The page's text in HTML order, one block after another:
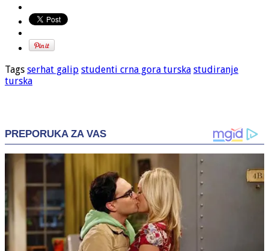
Tags serhat galip studenti crna gora turska studiranje
turska